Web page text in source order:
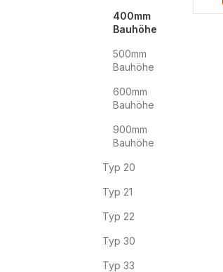
400mm
Bauhöhe
500mm
Bauhöhe
600mm
Bauhöhe
900mm
Bauhöhe
Typ 20
Typ 21
Typ 22
Typ 30
Typ 33